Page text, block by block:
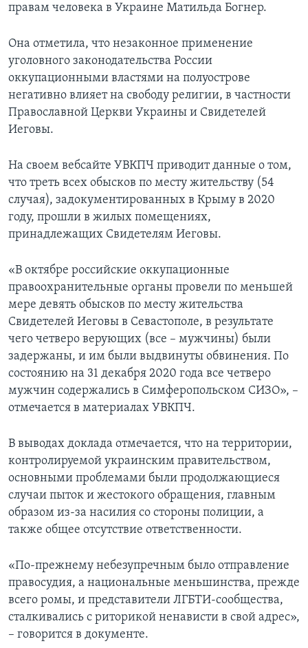
правам человека в Украине Матильда Богнер.
Она отметила, что незаконное применение
уголовного законодательства России
оккупационными властями на полуострове
негативно влияет на свободу религии, в частности
Православной Церкви Украины и Свидетелей
Иеговы.
На своем вебсайте УВКПЧ приводит данные о том,
что треть всех обысков по месту жительству (54
случая), задокументированных в Крыму в 2020
году, прошли в жилых помещениях,
принадлежащих Свидетелям Иеговы.
«В октябре российские оккупационные
правоохранительные органы провели по меньшей
мере девять обысков по месту жительства
Свидетелей Иеговы в Севастополе, в результате
чего четверо верующих (все – мужчины) были
задержаны, и им были выдвинуты обвинения. По
состоянию на 31 декабря 2020 года все четверо
мужчин содержались в Симферопольском СИЗО», –
отмечается в материалах УВКПЧ.
В выводах доклада отмечается, что на территории,
контролируемой украинским правительством,
основными проблемами были продолжающиеся
случаи пыток и жестокого обращения, главным
образом из-за насилия со стороны полиции, а
также общее отсутствие ответственности.
«По-прежнему небезупречным было отправление
правосудия, а национальные меньшинства, прежде
всего ромы, и представители ЛГБТИ-сообщества,
сталкивались с риторикой ненависти в свой адрес»,
– говорится в документе.